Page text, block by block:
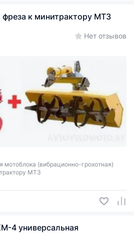
фреза к минитрактору МТЗ
Нет отзывов
мотоблока (вибрационно-грохотная)
МТЗ
4 универсальная